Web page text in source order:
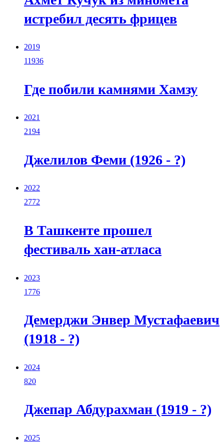
истребил десять фрицев
2019
11936
Где побили камнями Хамзу
2021
2194
Джелилов Феми (1926 - ?)
2022
2772
В Ташкенте прошел
фестиваль хан-атласа
2023
1776
Демерджи Энвер Мустафаевич
(1918 - ?)
2024
820
Джепар Абдурахман (1919 - ?)
2025